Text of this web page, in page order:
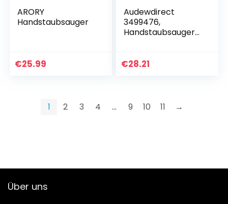
ARORY
Handstaubsauger
€25.99
Audewdirect
3499476,
Handstaubsauger
€28.21
1 2 3 4 … 9 10 11 →
Über uns